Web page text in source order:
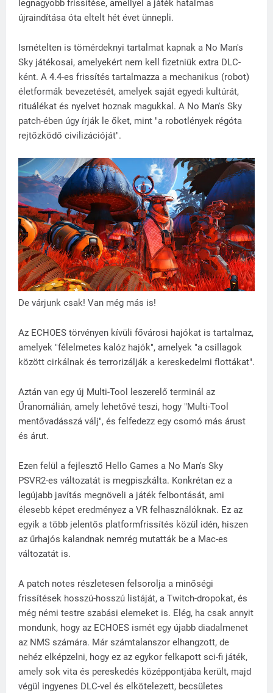
legnagyobb frissítése, amellyel a játék hatalmas
újraindítása óta eltelt hét évet ünnepli.
Ismételten is tömérdeknyi tartalmat kapnak a No Man's
Sky játékosai, amelyekért nem kell fizetniük extra DLC-
ként. A 4.4-es frissítés tartalmazza a mechanikus (robot)
életformák bevezetését, amelyek saját egyedi kultúrát,
rituálékat és nyelvet hoznak magukkal. A No Man's Sky
patch-ében úgy írják le őket, mint "a robotlények régóta
rejtőzködő civilizációját".
De várjunk csak! Van még más is!
Az ECHOES törvényen kívüli fővárosi hajókat is tartalmaz,
amelyek "félelmetes kalóz hajók", amelyek "a csillagok
között cirkálnak és terrorizálják a kereskedelmi flottákat".
Aztán van egy új Multi-Tool leszerelő terminál az
Űranomálián, amely lehetővé teszi, hogy "Multi-Tool
mentővadásszá válj", és felfedezz egy csomó más árust
és árut.
Ezen felül a fejlesztő Hello Games a No Man's Sky
PSVR2-es változatát is megpiszkálta. Konkrétan ez a
legújabb javítás megnöveli a játék felbontását, ami
élesebb képet eredményez a VR felhasználóknak. Ez az
egyik a több jelentős platformfrissítés közül idén, hiszen
az űrhajós kalandnak nemrég mutatták be a Mac-es
változatát is.
A patch notes részletesen felsorolja a minőségi
frissítések hosszú-hosszú listáját, a Twitch-dropokat, és
még némi testre szabási elemeket is. Elég, ha csak annyit
mondunk, hogy az ECHOES ismét egy újabb diadalmenet
az NMS számára. Már számtalanszor elhangzott, de
nehéz elképzelni, hogy ez az egykor felkapott sci-fi játék,
amely sok vita és pereskedés középpontjába került, majd
végül ingyenes DLC-vel és elkötelezett, becsületes